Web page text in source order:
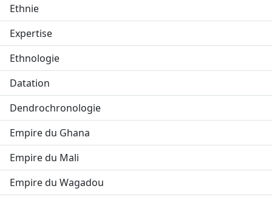
Ethnie
Expertise
Ethnologie
Datation
Dendrochronologie
Empire du Ghana
Empire du Mali
Empire du Wagadou